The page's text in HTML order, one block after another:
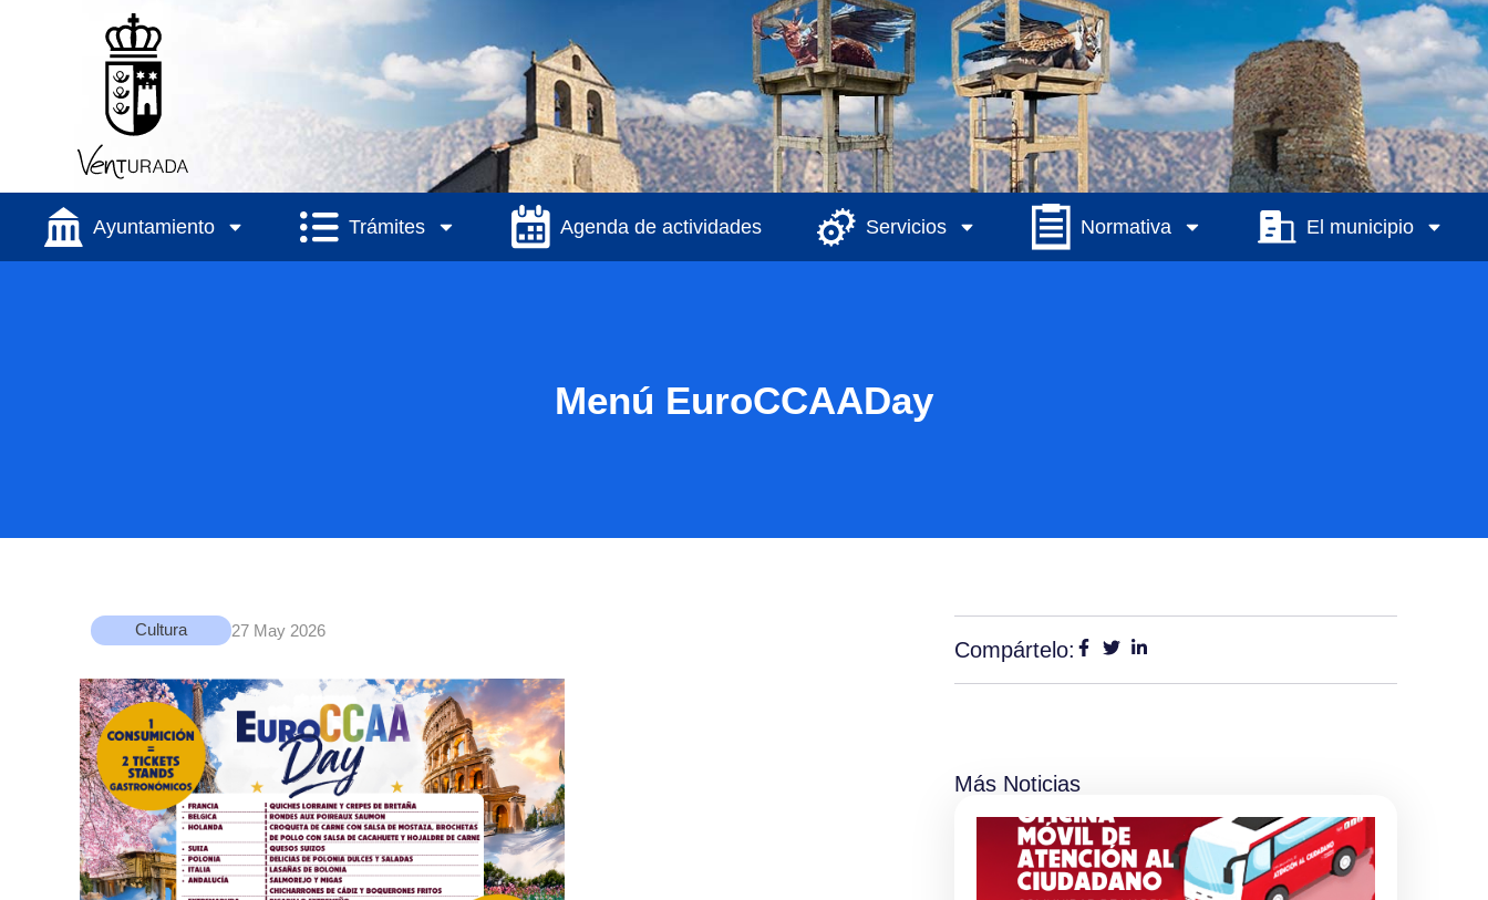
Ayuntamiento Trámites Agenda de actividades Servicios Normativa El municipio
Menú EuroCCAADay
Cultura 27 May 2026
Compártelo:
Más Noticias